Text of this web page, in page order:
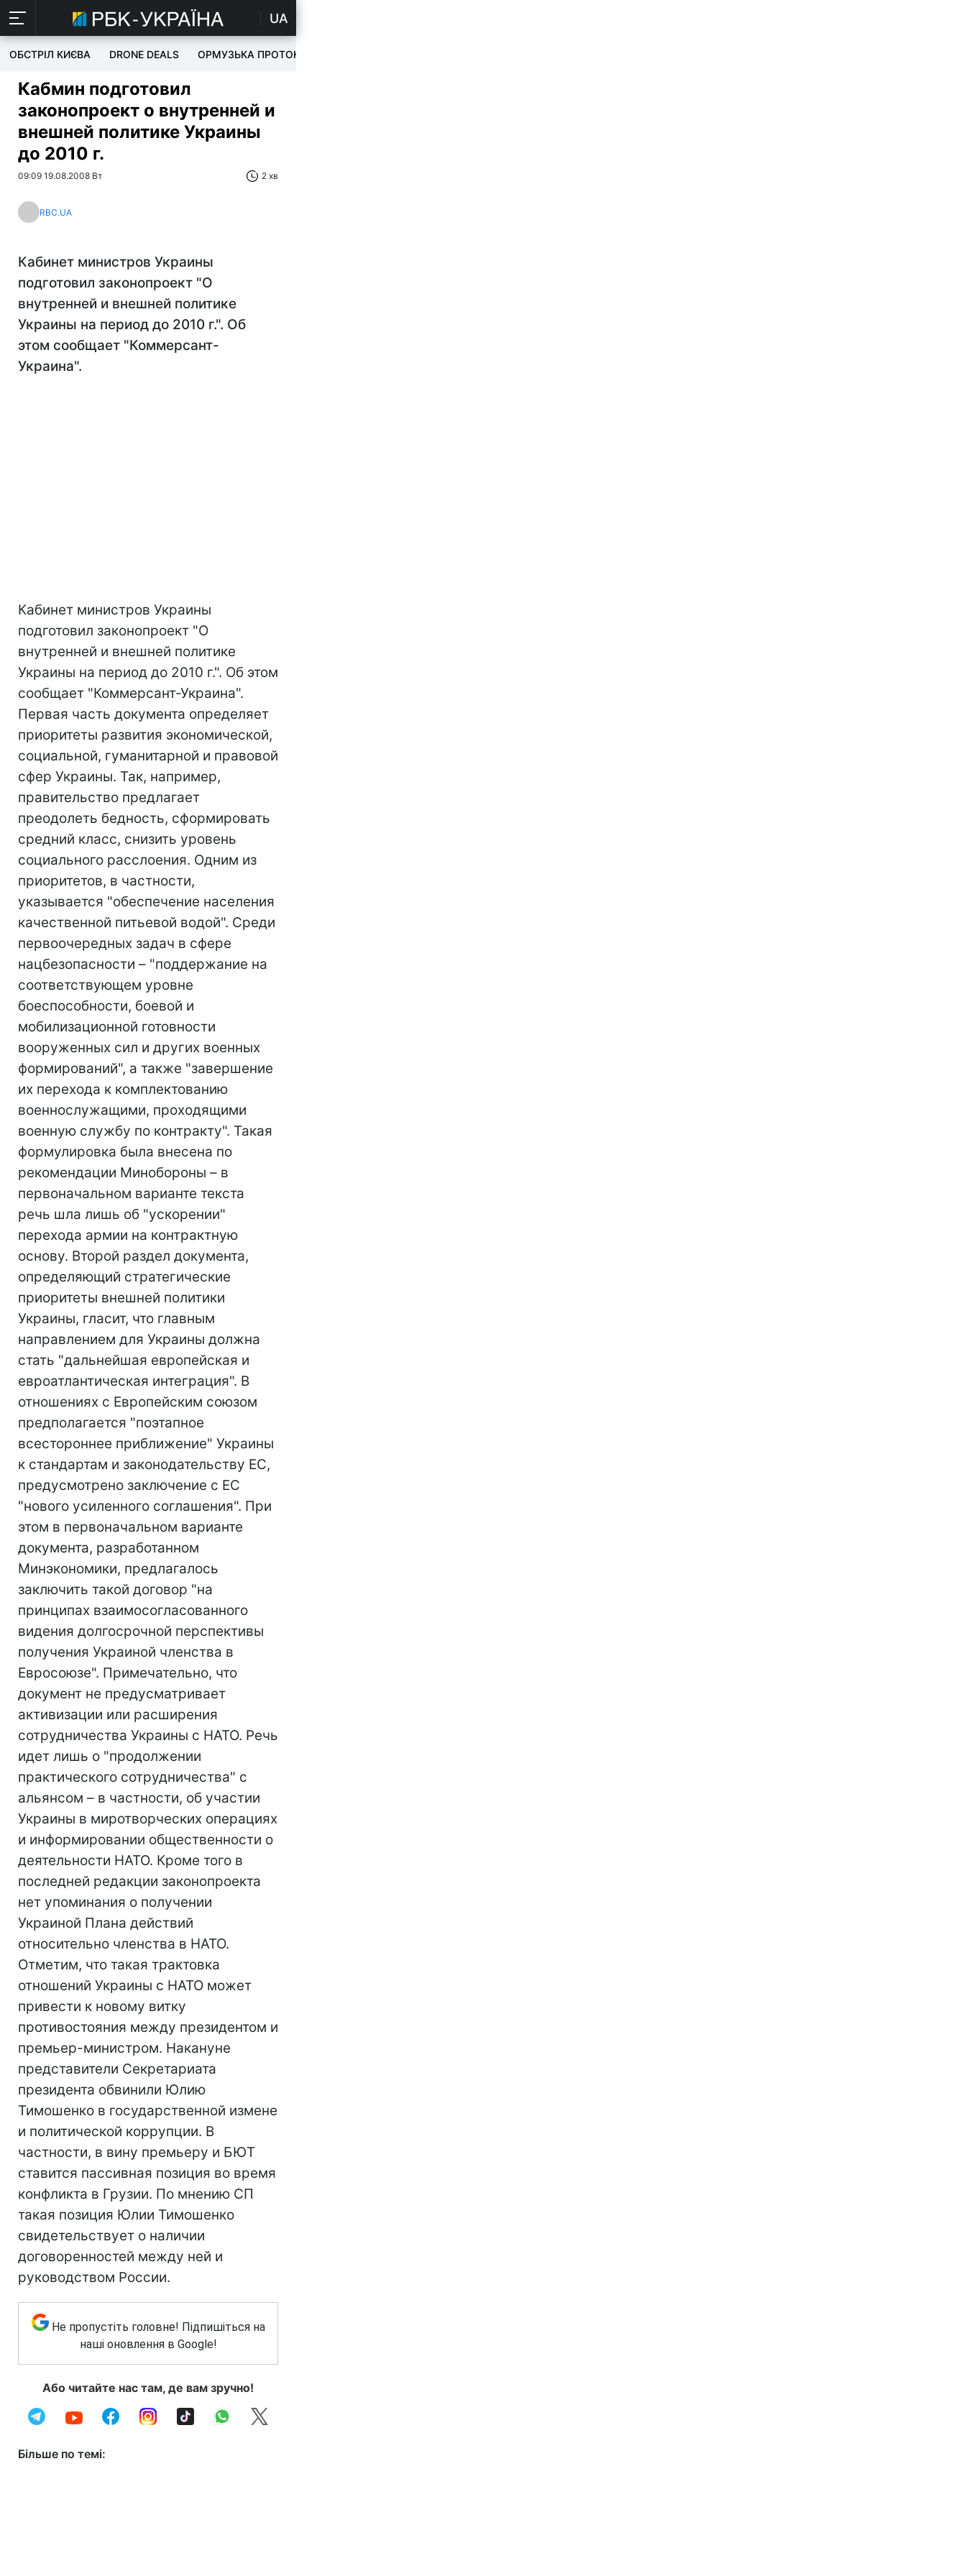
UA
ОБСТРІЛ КИЄВА DRONE DEALS ОРМУЗЬКА ПРОТОКА
Кабмин подготовил
законопроект о внутренней и
внешней политике Украины
до 2010 г.
09:09 19.08.2008 Вт 2 хв
RBC.UA
Кабинет министров Украины
подготовил законопроект "О
внутренней и внешней политике
Украины на период до 2010 г.". Об
этом сообщает "Коммерсант-
Украина".
Кабинет министров Украины
подготовил законопроект "О
внутренней и внешней политике
Украины на период до 2010 г.". Об этом
сообщает "Коммерсант-Украина".
Первая часть документа определяет
приоритеты развития экономической,
социальной, гуманитарной и правовой
сфер Украины. Так, например,
правительство предлагает
преодолеть бедность, сформировать
средний класс, снизить уровень
социального расслоения. Одним из
приоритетов, в частности,
указывается "обеспечение населения
качественной питьевой водой". Среди
первоочередных задач в сфере
нацбезопасности – "поддержание на
соответствующем уровне
боеспособности, боевой и
мобилизационной готовности
вооруженных сил и других военных
формирований", а также "завершение
их перехода к комплектованию
военнослужащими, проходящими
военную службу по контракту". Такая
формулировка была внесена по
рекомендации Минобороны – в
первоначальном варианте текста
речь шла лишь об "ускорении"
перехода армии на контрактную
основу. Второй раздел документа,
определяющий стратегические
приоритеты внешней политики
Украины, гласит, что главным
направлением для Украины должна
стать "дальнейшая европейская и
евроатлантическая интеграция". В
отношениях с Европейским союзом
предполагается "поэтапное
всестороннее приближение" Украины
к стандартам и законодательству ЕС,
предусмотрено заключение с ЕС
"нового усиленного соглашения". При
этом в первоначальном варианте
документа, разработанном
Минэкономики, предлагалось
заключить такой договор "на
принципах взаимосогласованного
видения долгосрочной перспективы
получения Украиной членства в
Евросоюзе". Примечательно, что
документ не предусматривает
активизации или расширения
сотрудничества Украины с НАТО. Речь
идет лишь о "продолжении
практического сотрудничества" с
альянсом – в частности, об участии
Украины в миротворческих операциях
и информировании общественности о
деятельности НАТО. Кроме того в
последней редакции законопроекта
нет упоминания о получении
Украиной Плана действий
относительно членства в НАТО.
Отметим, что такая трактовка
отношений Украины с НАТО может
привести к новому витку
противостояния между президентом и
премьер-министром. Накануне
представители Секретариата
президента обвинили Юлию
Тимошенко в государственной измене
и политической коррупции. В
частности, в вину премьеру и БЮТ
ставится пассивная позиция во время
конфликта в Грузии. По мнению СП
такая позиция Юлии Тимошенко
свидетельствует о наличии
договоренностей между ней и
руководством России.
Не пропустіть головне! Підпишіться на
наші оновлення в Google!
Або читайте нас там, де вам зручно!
Більше по темі: